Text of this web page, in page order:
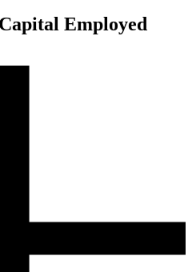
Capital Employed